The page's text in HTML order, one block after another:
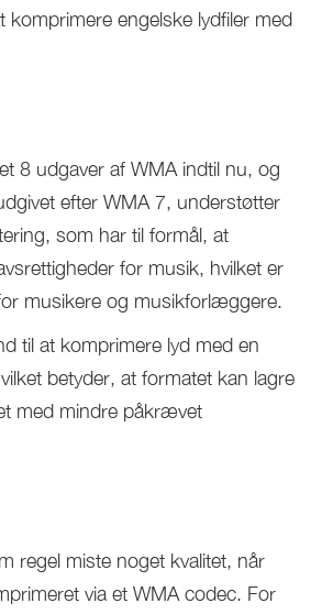
komprimere engelske lydfiler med
8 udgaver af WMA indtil nu, og
efter WMA 7, understøtter
som har til formål, at
for musik, hvilket er
musikere og musikforlæggere.
til at komprimere lyd med en
betyder, at formatet kan lagre
med mindre påkrævet
regel miste noget kvalitet, når
via et WMA codec. For